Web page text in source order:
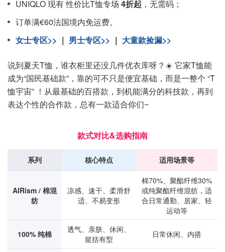
UNIQLO 现有 性价比T恤专场 4折起 ，无需码；
订单满€60法国境内免运费。
女士专区>> ｜ 男士专区>> ｜ 大童款捡漏>>
说到夏天T恤，谁衣柜里还没几件优衣库呀？☀️ 它家T恤能
成为“国民基础款”，靠的可不只是便宜基础，而是一整个 “T
恤宇宙” ！从最基础的百搭款，到机能满分的科技款，再到
表达个性的合作款，总有一款适合你们~
款式对比&选购指南
系列 核心特点 适用场景等
AIRism / 棉混
纺
凉感、速干、柔滑舒
适、不易变形
棉70%、聚酯纤维30%
或纯聚酯纤维混纺，适
合日常通勤、居家、轻
运动等
100% 纯棉
透气、亲肤、休闲、
挺括有型
日常休闲、内搭